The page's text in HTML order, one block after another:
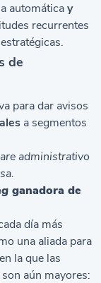
automáticay
recurrentes
de
para dar avisos
a segmentos
administrativo
ganadora de
día más
una aliada para
la que las
aún mayores: